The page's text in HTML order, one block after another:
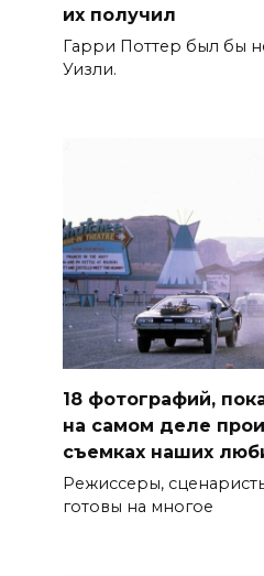
их получил
Гарри Поттер был бы
Уизли.
18 фотографий,
на самом деле
съемках наших
Режиссеры,
готовы на многое